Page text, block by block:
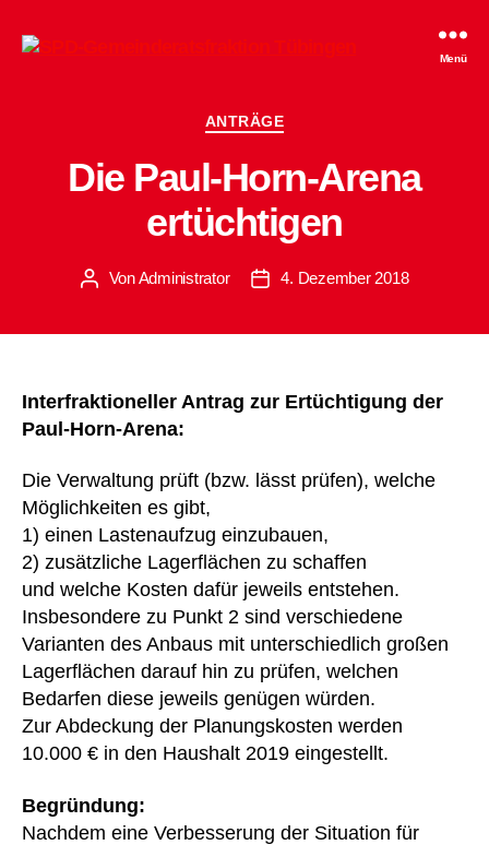
SPD-
Menü
Kategorien
ANTRÄGE
Die Paul-Horn-Arena
ertüchtigen
Beitragsautor
VonAdministrator Beitragsdatum
4. Dezember 2018
Interfraktioneller Antrag zur Ertüchtigung der
Paul-Horn-Arena:
Die Verwaltung prüft (bzw. lässt prüfen), welche
Möglichkeiten es gibt,
1) einen Lastenaufzug einzubauen,
2) zusätzliche Lagerflächen zu schaffen
und welche Kosten dafür jeweils entstehen.
Insbesondere zu Punkt 2 sind verschiedene
Varianten des Anbaus mit unterschiedlich großen
Lagerflächen darauf hin zu prüfen, welchen
Bedarfen diese jeweils genügen würden.
Zur Abdeckung der Planungskosten werden
10.000 € in den Haushalt 2019 eingestellt.
Begründung:
Nachdem eine Verbesserung der Situation für